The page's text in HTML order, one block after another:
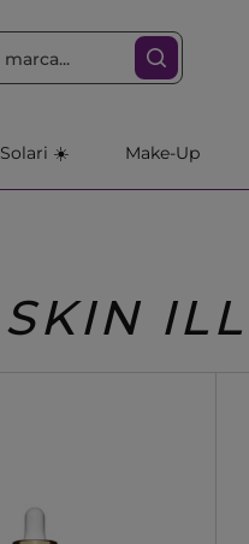
Solari ☀️ Make-Up
SKIN